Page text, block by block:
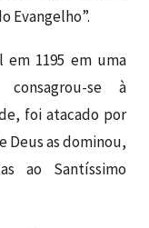
Evangelho”.
em 1195 em uma
se à
foi atacado por
Deus as dominou,
ao Santíssimo